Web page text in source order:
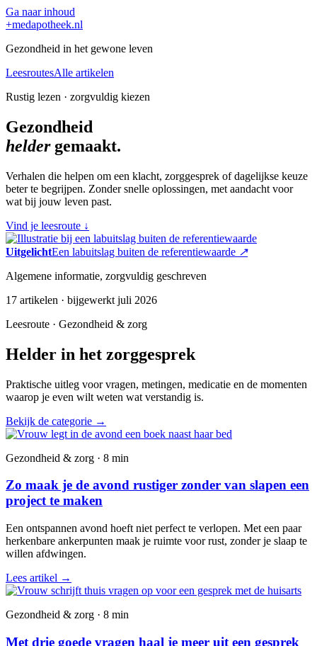
Ga naar inhoud
+medapotheek.nl
Gezondheid in het gewone leven
LeesroutesAlle artikelen
Rustig lezen · zorgvuldig kiezen
Gezondheid
heldergemaakt.
Verhalen die helpen om een klacht, zorggesprek of dagelijkse keuze
beter te begrijpen. Zonder snelle oplossingen, met aandacht voor
wat bij jouw leven past.
Vind je leesroute ↓
UitgelichtEen labuitslag buiten de referentiewaarde ↗
Algemene informatie, zorgvuldig geschreven
17 artikelen · bijgewerkt juli 2026
Leesroute · Gezondheid & zorg
Helder in het zorggesprek
Praktische uitleg voor vragen, metingen, medicatie en de momenten
waarop je even wilt weten wat verstandig is.
Bekijk de categorie →
Gezondheid & zorg · 8 min
Zo maak je de avond rustiger zonder van slapen een
project te maken
Een ontspannen avond hoeft niet perfect te verlopen. Met een paar
herkenbare ankerpunten maak je ruimte voor rust, zonder je slaap te
willen afdwingen.
Lees artikel →
Gezondheid & zorg · 8 min
Met drie goede vragen haal je meer uit een gesprek